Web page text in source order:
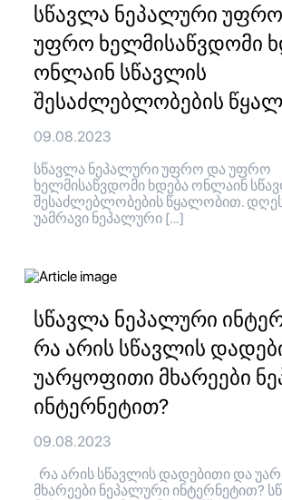
სწავლა ნეპალური
უფრო ხელმისაწვდომი
ონლაინ სწავლის
შესაძლებლობების
09.08.2023
სწავლა ნეპალური უფრო და უფრო
ხელმისაწვდომი ხდება ონლაინ
შესაძლებლობების წყალობით. დღეს
უამრავი ნეპალური […]
სწავლა ნეპალური
რა არის სწავლის
უარყოფითი მხარეები
ინტერნეტით?
09.08.2023
რა არის სწავლის დადებითი და
მხარეები ნეპალური ინტერნეტით?